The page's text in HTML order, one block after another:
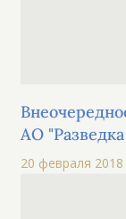
АО
20 февраля 2018